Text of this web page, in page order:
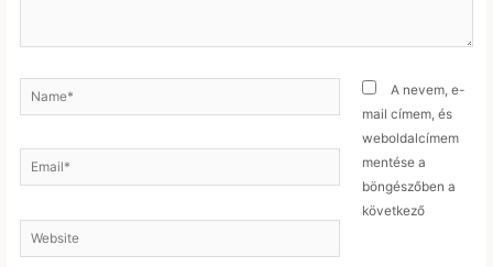
Name*
Email*
Website
A nevem, e-
mail címem, és
weboldalcímem
mentése a
böngészőben a
következő